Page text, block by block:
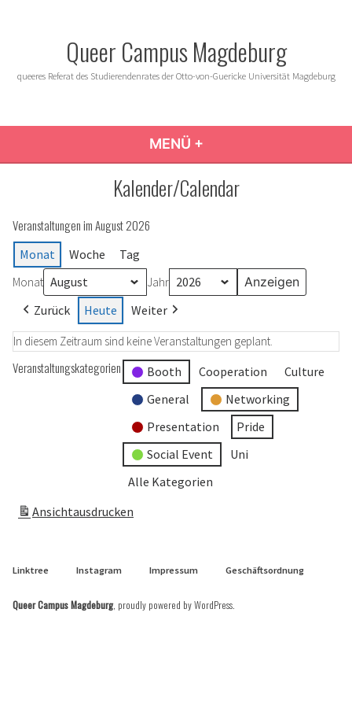
Queer Campus Magdeburg
queeres Referat des Studierendenrates der Otto-von-Guericke Universität Magdeburg
MENÜ +
Kalender/Calendar
Veranstaltungen im August 2026
Monat Woche Tag
Monat Jahr
Zurück Heute Weiter
In diesem Zeitraum sind keine Veranstaltungen geplant.
Veranstaltungskategorien Booth Cooperation
Culture
General
Networking
Presentation
Pride
Social Event
Uni
Alle Kategorien
Ansichtausdrucken
Linktree Instagram Impressum Geschäftsordnung
Queer Campus Magdeburg, proudly powered by WordPress.